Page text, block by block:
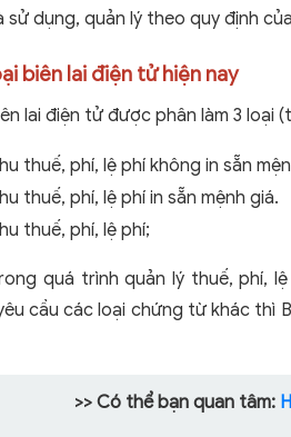
sử dụng, quản lý theo quy định
biên lai điện tử hiện nay
lai điện tử được phân làm 3 loại
thuế, phí, lệ phí không in sẵn
thuế, phí, lệ phí in sẵn mệnh giá.
thuế, phí, lệ phí;
quá trình quản lý thuế, phí,
cầu các loại chứng từ khác thì
>> Có thể bạn quan tâm: